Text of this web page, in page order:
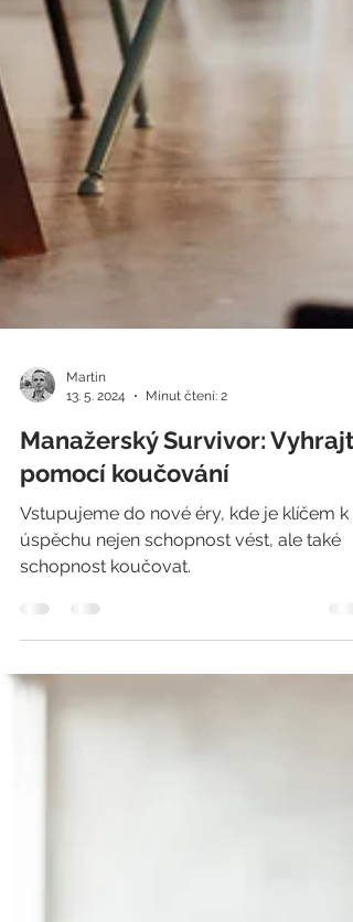
Martin
13. 5. 2024
Minut čtení: 2
Manažerský Survivor: Vyhrajte
pomocí koučování
úspěchu nejen schopnost vést, ale také